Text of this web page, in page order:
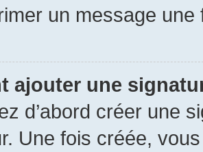
un message une
ajouter une
d’abord créer une
Une fois créée,